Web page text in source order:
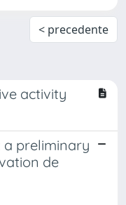
< precedente
activity
a preliminary
de